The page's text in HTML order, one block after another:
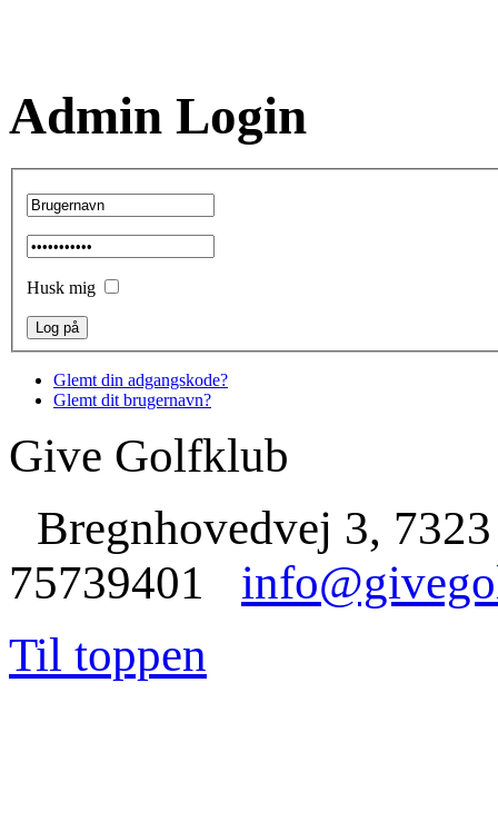
Admin Login
Husk mig
Glemt din adgangskode?
Glemt dit brugernavn?
Give Golfklub
Bregnhovedvej 3,
75739401
Til toppen